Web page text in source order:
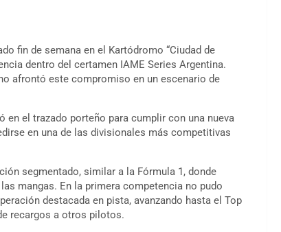
fin de semana en el Kartódromo “Ciudad de
dentro del certamen IAME Series Argentina.
afrontó este compromiso en un escenario de
en el trazado porteño para cumplir con una nueva
en una de las divisionales más competitivas
segmentado, similar a la Fórmula 1, donde
mangas. En la primera competencia no pudo
destacada en pista, avanzando hasta el Top
recargos a otros pilotos.